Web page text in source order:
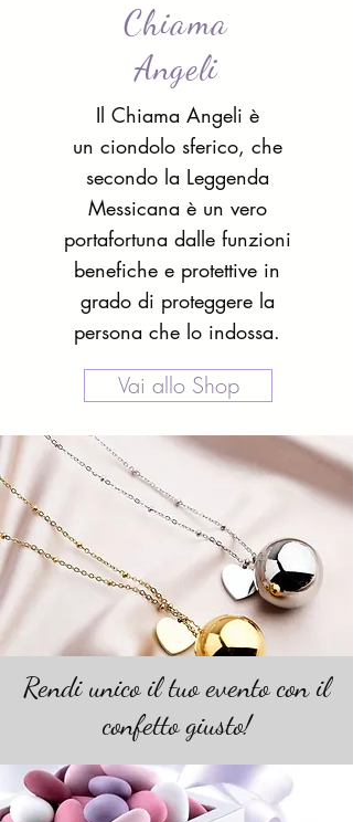
Chiama
Angeli
Il Chiama Angeli è
un ciondolo sferico, che
secondo la Leggenda
Messicana è un vero
portafortuna dalle funzioni
benefiche e protettive in
grado di proteggere la
persona che lo indossa.
Vai allo Shop
Rendi unico il tuo evento con il
confetto giusto!